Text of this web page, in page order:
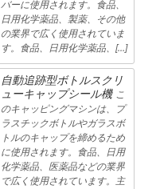
バーに使用されます。食品、
日用化学薬品、製薬、その他
の業界で広く使用されていま
す。食品、日用化学薬品、[…]
自動追跡型ボトルスクリ
ューキャップシール機 こ
のキャッピングマシンは、プ
ラスチックボトルやガラスボ
トルのキャップを締めるため
に使用されます。食品、日用
化学薬品、医薬品などの業界
で広く使用されています。主